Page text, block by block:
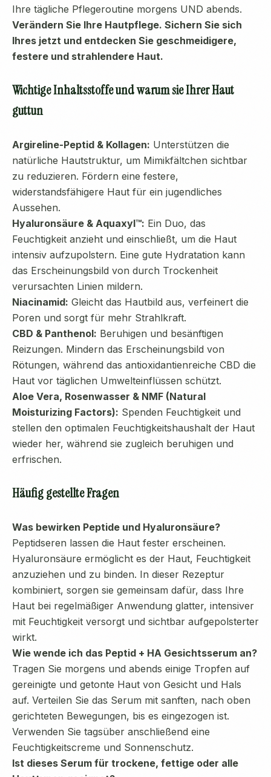
Ihre tägliche Pflegeroutine morgens UND abends.
Verändern Sie Ihre Hautpflege. Sichern Sie sich
Ihres jetzt und entdecken Sie geschmeidigere,
festere und strahlendere Haut.
Wichtige Inhaltsstoffe und warum sie Ihrer Haut
guttun
Argireline-Peptid & Kollagen: Unterstützen die
natürliche Hautstruktur, um Mimikfältchen sichtbar
zu reduzieren. Fördern eine festere,
widerstandsfähigere Haut für ein jugendliches
Aussehen.
Hyaluronsäure & Aquaxyl™: Ein Duo, das
Feuchtigkeit anzieht und einschließt, um die Haut
intensiv aufzupolstern. Eine gute Hydratation kann
das Erscheinungsbild von durch Trockenheit
verursachten Linien mildern.
Niacinamid: Gleicht das Hautbild aus, verfeinert die
Poren und sorgt für mehr Strahlkraft.
CBD & Panthenol: Beruhigen und besänftigen
Reizungen. Mindern das Erscheinungsbild von
Rötungen, während das antioxidantienreiche CBD die
Haut vor täglichen Umwelteinflüssen schützt.
Aloe Vera, Rosenwasser & NMF (Natural
Moisturizing Factors): Spenden Feuchtigkeit und
stellen den optimalen Feuchtigkeitshaushalt der Haut
wieder her, während sie zugleich beruhigen und
erfrischen.
Häufig gestellte Fragen
Was bewirken Peptide und Hyaluronsäure?
Peptidseren lassen die Haut fester erscheinen.
Hyaluronsäure ermöglicht es der Haut, Feuchtigkeit
anzuziehen und zu binden. In dieser Rezeptur
kombiniert, sorgen sie gemeinsam dafür, dass Ihre
Haut bei regelmäßiger Anwendung glatter, intensiver
mit Feuchtigkeit versorgt und sichtbar aufgepolsterter
wirkt.
Wie wende ich das Peptid + HA Gesichtsserum an?
Tragen Sie morgens und abends einige Tropfen auf
gereinigte und getonte Haut von Gesicht und Hals
auf. Verteilen Sie das Serum mit sanften, nach oben
gerichteten Bewegungen, bis es eingezogen ist.
Verwenden Sie tagsüber anschließend eine
Feuchtigkeitscreme und Sonnenschutz.
Ist dieses Serum für trockene, fettige oder alle